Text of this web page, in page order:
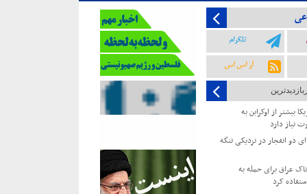
تلگرام
آر اس اس
بیشتر از اوکراین به
نیاز دارد
دو انفجار در نزدیکی تنگه
عراق برای حمله به
کرد